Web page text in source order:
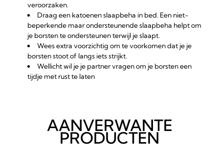
veroorzaken.
Draag een katoenen slaapbeha in bed. Een niet-
beperkende maar ondersteunende slaapbeha helpt om
je borsten te ondersteunen terwijl je slaapt.
Wees extra voorzichtig om te voorkomen dat je je
borsten stoot of langs iets strijkt.
Wellicht wil je je partner vragen om je borsten een
tijdje met rust te laten
AANVERWANTE
PRODUCTEN